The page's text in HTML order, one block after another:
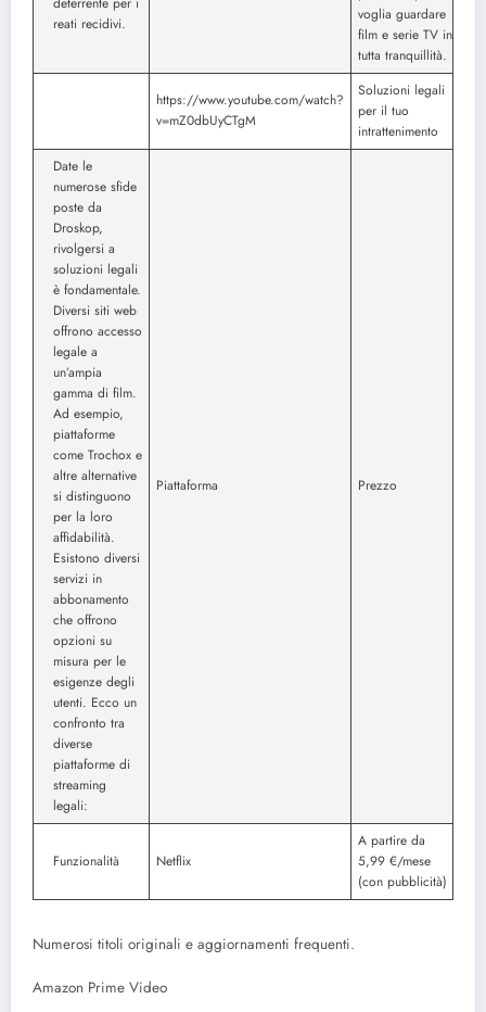
reati recidivi.
voglia guardare
film e serie TV in
tutta tranquillità.
https://www.youtube.com/watch?
v=mZ0dbUyCTgM
Soluzioni legali
per il tuo
intrattenimento
Date le
numerose sfide
poste da
Droskop,
rivolgersi a
soluzioni legali
è fondamentale.
Diversi siti web
offrono accesso
legale a
un’ampia
gamma di film.
Ad esempio,
piattaforme
come Trochox e
altre alternative
si distinguono
per la loro
affidabilità.
Esistono diversi
servizi in
abbonamento
che offrono
opzioni su
misura per le
esigenze degli
utenti. Ecco un
confronto tra
diverse
piattaforme di
streaming
legali:
Piattaforma Prezzo
Funzionalità Netflix
A partire da
5,99 €/mese
(con pubblicità)
Numerosi titoli originali e aggiornamenti frequenti.
Amazon Prime Video